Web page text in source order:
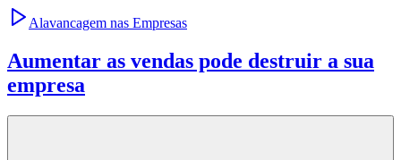
Alavancagem nas Empresas
Aumentar as vendas pode destruir a sua
empresa